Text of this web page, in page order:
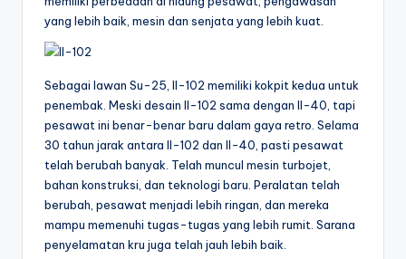
yang lebih baik, mesin dan senjata yang lebih kuat.
Sebagai lawan Su-25, Il-102 memiliki kokpit kedua untuk
penembak. Meski desain Il-102 sama dengan Il-40, tapi
pesawat ini benar-benar baru dalam gaya retro. Selama
30 tahun jarak antara Il-102 dan Il-40, pasti pesawat
telah berubah banyak. Telah muncul mesin turbojet,
bahan konstruksi, dan teknologi baru. Peralatan telah
berubah, pesawat menjadi lebih ringan, dan mereka
mampu memenuhi tugas-tugas yang lebih rumit. Sarana
penyelamatan kru juga telah jauh lebih baik.